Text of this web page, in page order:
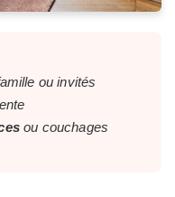
ou invités
ou couchages